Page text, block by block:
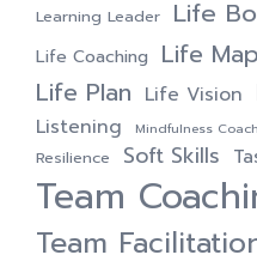
Learning Leader Life
Life Coaching Life Map
Life Plan Life Vision
Listening Mindfulness
Resilience Soft Skills
Team
Team